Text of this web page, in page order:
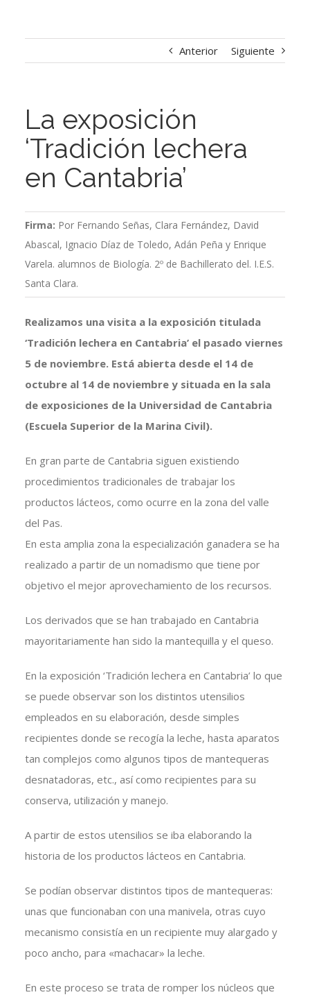
Anterior Siguiente
La exposición
‘Tradición lechera
en Cantabria’
Firma: Por Fernando Señas, Clara Fernández, David
Abascal, Ignacio Díaz de Toledo, Adán Peña y Enrique
Varela. alumnos de Biología. 2º de Bachillerato del. I.E.S.
Santa Clara.
Realizamos una visita a la exposición titulada
‘Tradición lechera en Cantabria’ el pasado viernes
5 de noviembre. Está abierta desde el 14 de
octubre al 14 de noviembre y situada en la sala
de exposiciones de la Universidad de Cantabria
(Escuela Superior de la Marina Civil).
En gran parte de Cantabria siguen existiendo
procedimientos tradicionales de trabajar los
productos lácteos, como ocurre en la zona del valle
del Pas.
En esta amplia zona la especialización ganadera se ha
realizado a partir de un nomadismo que tiene por
objetivo el mejor aprovechamiento de los recursos.
Los derivados que se han trabajado en Cantabria
mayoritariamente han sido la mantequilla y el queso.
En la exposición ‘Tradición lechera en Cantabria’ lo que
se puede observar son los distintos utensilios
empleados en su elaboración, desde simples
recipientes donde se recogía la leche, hasta aparatos
tan complejos como algunos tipos de mantequeras
desnatadoras, etc., así como recipientes para su
conserva, utilización y manejo.
A partir de estos utensilios se iba elaborando la
historia de los productos lácteos en Cantabria.
Se podían observar distintos tipos de mantequeras:
unas que funcionaban con una manivela, otras cuyo
mecanismo consistía en un recipiente muy alargado y
poco ancho, para «machacar» la leche.
En este proceso se trata de romper los núcleos que